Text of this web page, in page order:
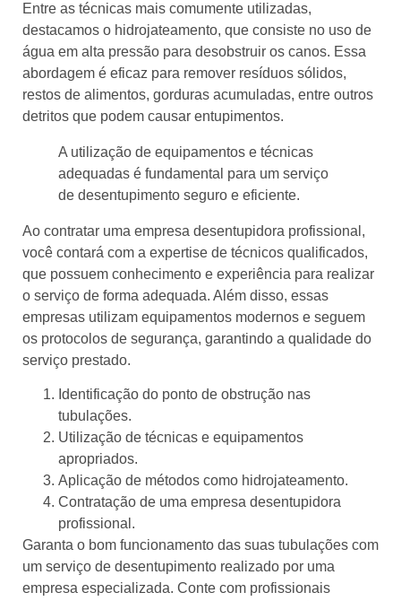
Entre as técnicas mais comumente utilizadas,
destacamos o hidrojateamento, que consiste no uso de
água em alta pressão para desobstruir os canos. Essa
abordagem é eficaz para remover resíduos sólidos,
restos de alimentos, gorduras acumuladas, entre outros
detritos que podem causar entupimentos.
A utilização de equipamentos e técnicas
adequadas é fundamental para um serviço
de desentupimento seguro e eficiente.
Ao contratar uma empresa desentupidora profissional,
você contará com a expertise de técnicos qualificados,
que possuem conhecimento e experiência para realizar
o serviço de forma adequada. Além disso, essas
empresas utilizam equipamentos modernos e seguem
os protocolos de segurança, garantindo a qualidade do
serviço prestado.
Identificação do ponto de obstrução nas
tubulações.
Utilização de técnicas e equipamentos
apropriados.
Aplicação de métodos como hidrojateamento.
Contratação de uma empresa desentupidora
profissional.
Garanta o bom funcionamento das suas tubulações com
um serviço de desentupimento realizado por uma
empresa especializada. Conte com profissionais